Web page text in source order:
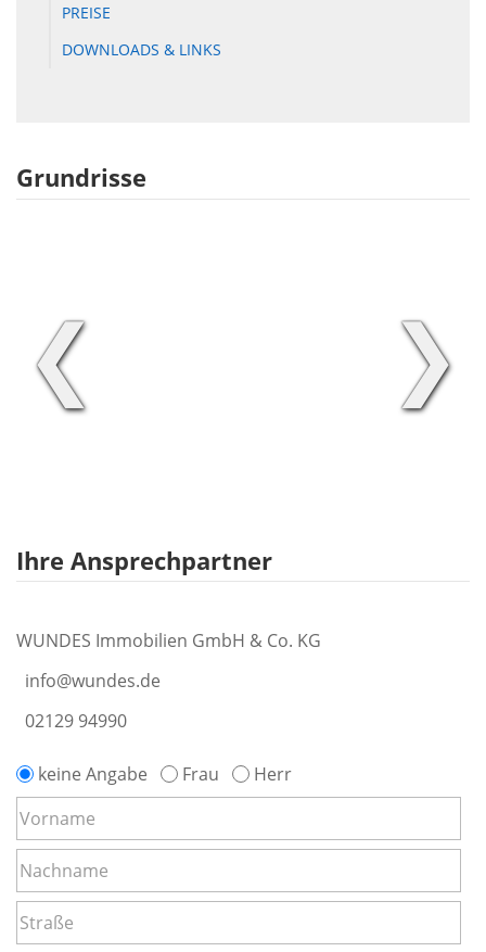
PREISE
DOWNLOADS & LINKS
Grundrisse
❮ ❯
Ihre Ansprechpartner
WUNDES Immobilien GmbH & Co. KG
info@wundes.de
02129 94990
keine Angabe Frau Herr